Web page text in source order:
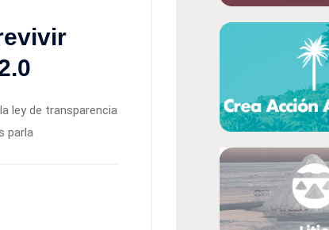
ley de transparencia
parla